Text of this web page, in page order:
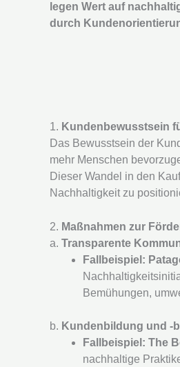
legen Wert auf
durch
1. Kundenbewusstsein
Das Bewusstsein der
mehr Menschen
Dieser Wandel in den
Nachhaltigkeit zu
2. Maßnahmen zur
a. Transparente
Fallbeispiel:
Bemühungen,
b. Kundenbildung und -
Fallbeispiel: The
nachhaltige